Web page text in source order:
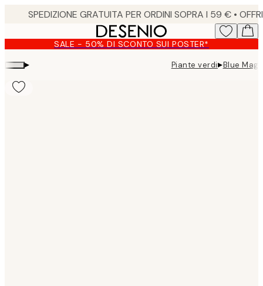
content.
SALE - 50% DI SCONTO SUI POSTER*
▸ Piante verdi▸Blue